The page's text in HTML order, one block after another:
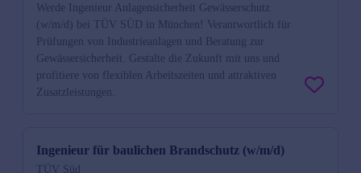
Werde Ingenieur Anlagensicherheit Gewässerschutz
(w/m/d) bei TÜV SÜD in München! Verantwortlich für
Prüfungen von Industrieanlagen und Beratung zur
Gewässersicherheit. Gestalte die Zukunft mit uns und
profitiere von flexiblen Arbeitszeiten und attraktiven
Zusatzleistungen.
Ingenieur für baulichen Brandschutz (w/m/d)
TÜV Süd